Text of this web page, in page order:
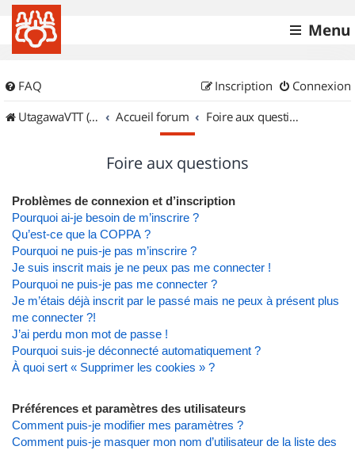
Menu
FAQ Connexion
Inscription
UtagawaVTT (Randos VTT et VTTAE avec traces GPS)
Accueil forum Foire aux questions
Foire aux questions
Problèmes de connexion et d’inscription
Pourquoi ai-je besoin de m’inscrire ?
Qu’est-ce que la COPPA ?
Pourquoi ne puis-je pas m’inscrire ?
Je suis inscrit mais je ne peux pas me connecter !
Pourquoi ne puis-je pas me connecter ?
Je m’étais déjà inscrit par le passé mais ne peux à présent plus
me connecter ?!
J’ai perdu mon mot de passe !
Pourquoi suis-je déconnecté automatiquement ?
À quoi sert « Supprimer les cookies » ?
Préférences et paramètres des utilisateurs
Comment puis-je modifier mes paramètres ?
Comment puis-je masquer mon nom d’utilisateur de la liste des